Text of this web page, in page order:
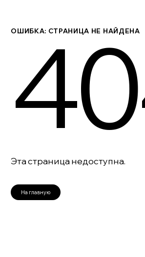
ОШИБКА: СТРАНИЦА НЕ НАЙДЕНА
Эта страница недоступна.
На главную